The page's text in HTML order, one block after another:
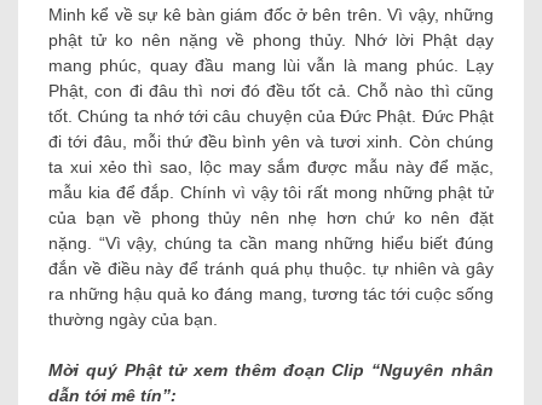
Minh kể về sự kê bàn ​​giám đốc ở bên trên. Vì vậy, những
phật tử ko nên nặng về phong thủy. Nhớ lời Phật dạy
mang phúc, quay đầu mang lùi vẫn là mang phúc. Lạy
Phật, con đi đâu thì nơi đó đều tốt cả. Chỗ nào thì cũng
tốt. Chúng ta nhớ tới câu chuyện của Đức Phật. Đức Phật
đi tới đâu, mỗi thứ đều bình yên và tươi xinh. Còn chúng
ta xui xẻo thì sao, lộc may sắm được mẫu này để mặc,
mẫu kia để đắp. Chính vì vậy tôi rất mong những phật tử
của bạn về phong thủy nên nhẹ hơn chứ ko nên đặt
nặng. “Vì vậy, chúng ta cần mang những hiểu biết đúng
đắn về điều này để tránh quá phụ thuộc. tự nhiên và gây
ra những hậu quả ko đáng mang, tương tác tới cuộc sống
thường ngày của bạn.
Mời quý Phật tử xem thêm đoạn Clip “Nguyên nhân
dẫn tới mê tín”: